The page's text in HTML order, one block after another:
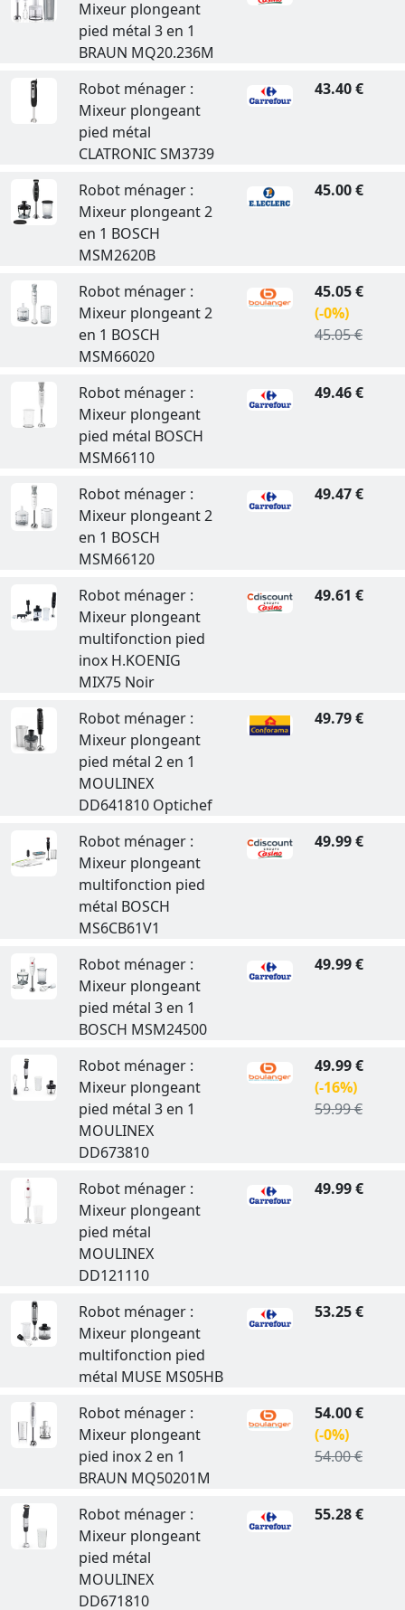
Mixeur plongeant
pied métal 3 en 1
BRAUN MQ20.236M
Robot ménager :
Mixeur plongeant
pied métal
CLATRONIC SM3739
43.40 €
Robot ménager :
Mixeur plongeant 2
en 1 BOSCH
MSM2620B
45.00 €
Robot ménager :
Mixeur plongeant 2
en 1 BOSCH
MSM66020
45.05 €
(-0%)
45.05 €
Robot ménager :
Mixeur plongeant
pied métal BOSCH
MSM66110
49.46 €
Robot ménager :
Mixeur plongeant 2
en 1 BOSCH
MSM66120
49.47 €
Robot ménager :
Mixeur plongeant
multifonction pied
inox H.KOENIG
MIX75 Noir
49.61 €
Robot ménager :
Mixeur plongeant
pied métal 2 en 1
MOULINEX
DD641810 Optichef
49.79 €
Robot ménager :
Mixeur plongeant
multifonction pied
métal BOSCH
MS6CB61V1
49.99 €
Robot ménager :
Mixeur plongeant
pied métal 3 en 1
BOSCH MSM24500
49.99 €
Robot ménager :
Mixeur plongeant
pied métal 3 en 1
MOULINEX
DD673810
49.99 €
(-16%)
59.99 €
Robot ménager :
Mixeur plongeant
pied métal
MOULINEX
DD121110
49.99 €
Robot ménager :
Mixeur plongeant
multifonction pied
métal MUSE MS05HB
53.25 €
Robot ménager :
Mixeur plongeant
pied inox 2 en 1
BRAUN MQ50201M
54.00 €
(-0%)
54.00 €
Robot ménager :
Mixeur plongeant
pied métal
MOULINEX
DD671810
55.28 €